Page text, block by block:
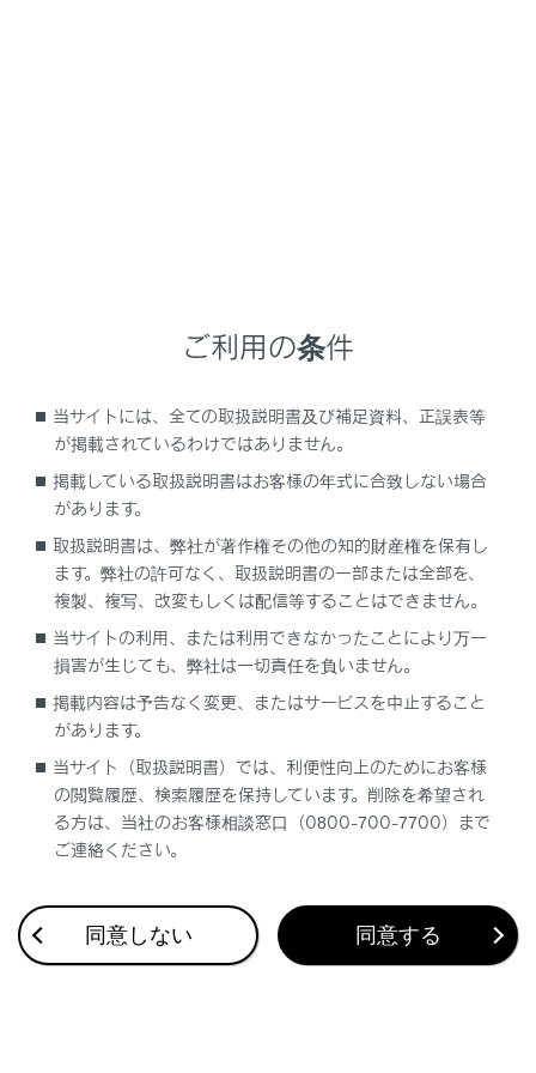
連絡先データの転送
ワンタッチダイヤルを登録する
連絡先に新規データを追加する
合わせて見られているページ
ドライブレコーダー
Apple CarPlay/Android Autoの使い方
VICS・交通情報
このページは役に立ちましたか？
ご利用の条件
当サイトには、全ての取扱説明書及び補足資料、正誤表等
が掲載されているわけではありません。
掲載している取扱説明書はお客様の年式に合致しない場合
があります。
取扱説明書は、弊社が著作権その他の知的財産権を保有し
ます。弊社の許可なく、取扱説明書の一部または全部を、
複製、複写、改変もしくは配信等することはできません。
当サイトの利用、または利用できなかったことにより万一
損害が生じても、弊社は一切責任を負いません。
掲載内容は予告なく変更、またはサービスを中止すること
があります。
当サイト（取扱説明書）では、利便性向上のためにお客様
の閲覧履歴、検索履歴を保持しています。削除を希望され
る方は、当社のお客様相談窓口（0800-700-7700）まで
ご連絡ください。
同意しない 同意する